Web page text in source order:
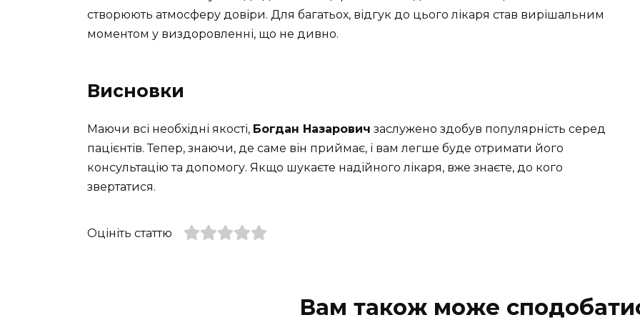
створюють атмосферу довіри. Для багатьох, відгук до цього лікаря став вирішальним
моментом у виздоровленні, що не дивно.
Висновки
Маючи всі необхідні якості, Богдан Назарович заслужено здобув популярність серед
пацієнтів. Тепер, знаючи, де саме він приймає, і вам легше буде отримати його
консультацію та допомогу. Якщо шукаєте надійного лікаря, вже знаєте, до кого
звертатися.
Оцініть статтю
Вам також може